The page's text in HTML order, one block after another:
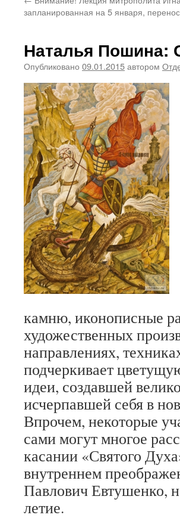
запланированная на 5 января,
Наталья Пошина:
Опубликовано 09.01.2015автором
камню, иконописные
художественных
направлениях,
подчеркивает
идеи, создавшей
исчерпавшей себя в
Впрочем, некоторые
сами могут многое
касании «Святого
внутреннем
Павлович Евтушенко,
летие.